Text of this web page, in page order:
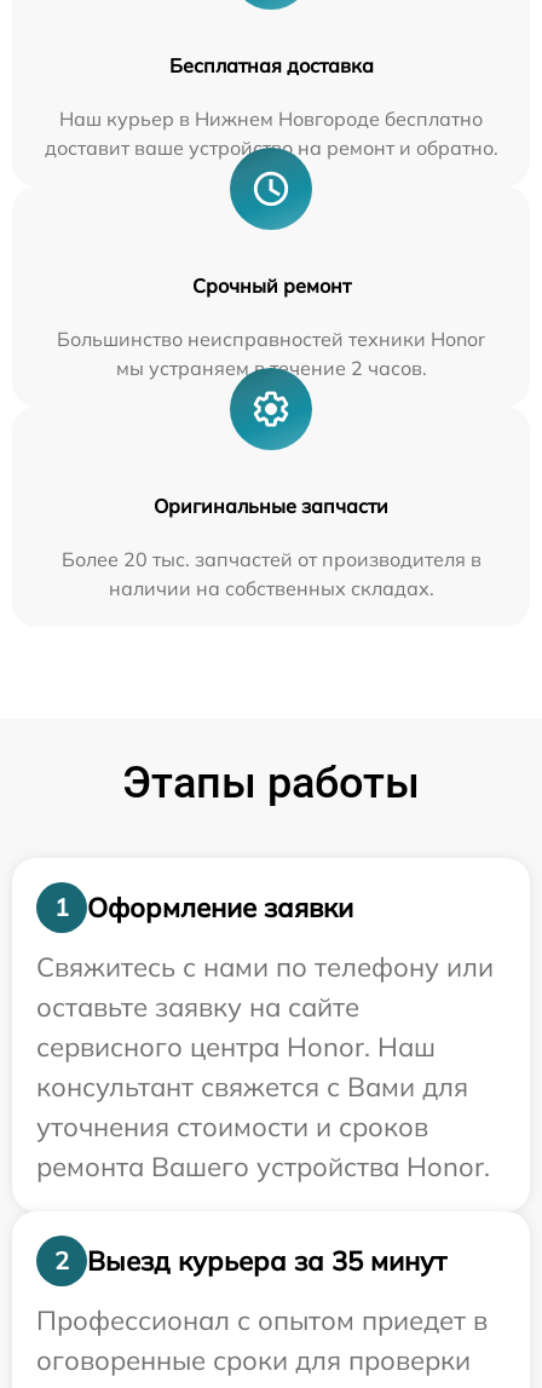
Бесплатная доставка
Наш курьер в Нижнем Новгороде бесплатно
доставит ваше устройство на ремонт и обратно.
Срочный ремонт
Большинство неисправностей техники Honor
мы устраняем в течение 2 часов.
Оригинальные запчасти
Более 20 тыс. запчастей от производителя в
наличии на собственных складах.
Этапы работы
1
Оформление заявки
Свяжитесь с нами по телефону или
оставьте заявку на сайте
сервисного центра Honor. Наш
консультант свяжется с Вами для
уточнения стоимости и сроков
ремонта Вашего устройства Honor.
2
Выезд курьера за 35 минут
Профессионал с опытом приедет в
оговоренные сроки для проверки